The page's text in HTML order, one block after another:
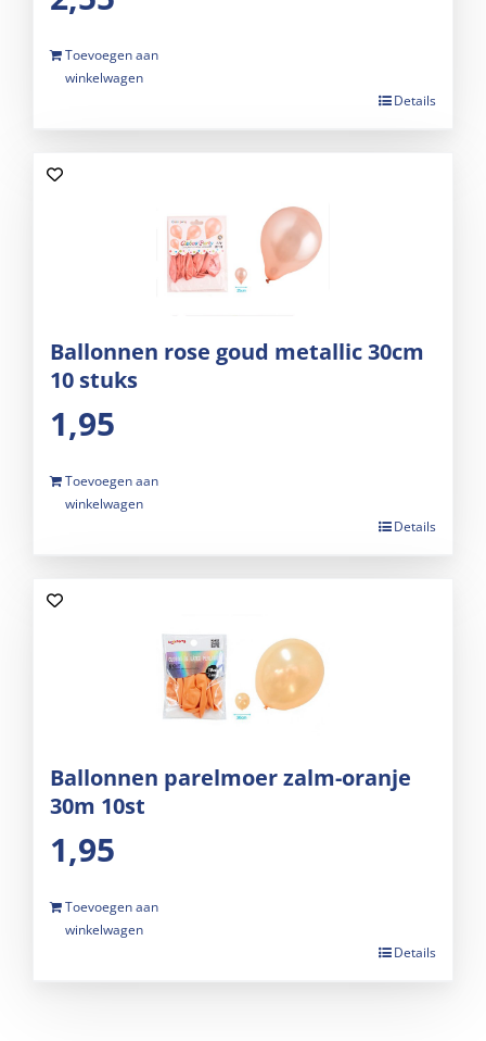
Toevoegen aan
winkelwagen
Details
Ballonnen rose goud metallic 30cm
10 stuks
1,95
Toevoegen aan
winkelwagen
Details
Ballonnen parelmoer zalm-oranje
30m 10st
1,95
Toevoegen aan
winkelwagen
Details